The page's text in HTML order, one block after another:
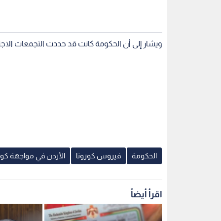
ويشار إلى أن الحكومة كانت قد حددت التجمعات الاجتماعية بـ20 شخصا منذ بدء
الحكومة فيروس كورونا الأردن في مواجهة
اقرأ أيضاً